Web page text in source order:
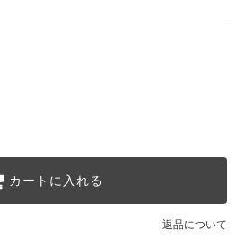
カートに入れる
返品について